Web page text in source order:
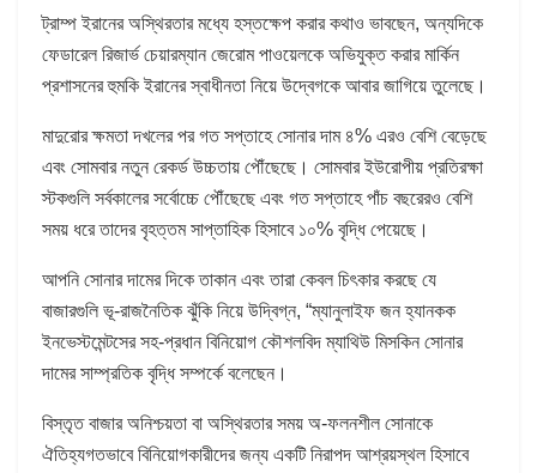
ট্রাম্প ইরানের অস্থিরতার মধ্যে হস্তক্ষেপ করার কথাও ভাবছেন, অন্যদিকে
ফেডারেল রিজার্ভ চেয়ারম্যান জেরোম পাওয়েলকে অভিযুক্ত করার মার্কিন
প্রশাসনের হুমকি ইরানের স্বাধীনতা নিয়ে উদ্বেগকে আবার জাগিয়ে তুলেছে।
মাদুরোর ক্ষমতা দখলের পর গত সপ্তাহে সোনার দাম ৪% এরও বেশি বেড়েছে
এবং সোমবার নতুন রেকর্ড উচ্চতায় পৌঁছেছে। সোমবার ইউরোপীয় প্রতিরক্ষা
স্টকগুলি সর্বকালের সর্বোচ্চে পৌঁছেছে এবং গত সপ্তাহে পাঁচ বছরেরও বেশি
সময় ধরে তাদের বৃহত্তম সাপ্তাহিক হিসাবে ১০% বৃদ্ধি পেয়েছে।
আপনি সোনার দামের দিকে তাকান এবং তারা কেবল চিৎকার করছে যে
বাজারগুলি ভূ-রাজনৈতিক ঝুঁকি নিয়ে উদ্বিগ্ন, “ম্যানুলাইফ জন হ্যানকক
ইনভেস্টমেন্টসের সহ-প্রধান বিনিয়োগ কৌশলবিদ ম্যাথিউ মিসকিন সোনার
দামের সাম্প্রতিক বৃদ্ধি সম্পর্কে বলেছেন।
বিস্তৃত বাজার অনিশ্চয়তা বা অস্থিরতার সময় অ-ফলনশীল সোনাকে
ঐতিহ্যগতভাবে বিনিয়োগকারীদের জন্য একটি নিরাপদ আশ্রয়স্থল হিসাবে